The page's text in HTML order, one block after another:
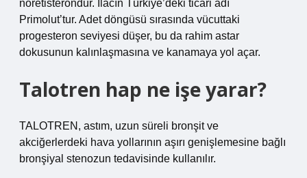
noretisterondur. İlacın Türkiye’deki ticari adı
Primolut’tur. Adet döngüsü sırasında vücuttaki
progesteron seviyesi düşer, bu da rahim astar
dokusunun kalınlaşmasına ve kanamaya yol açar.
Talotren hap ne işe yarar?
TALOTREN, astım, uzun süreli bronşit ve
akciğerlerdeki hava yollarının aşırı genişlemesine bağlı
bronşiyal stenozun tedavisinde kullanılır.